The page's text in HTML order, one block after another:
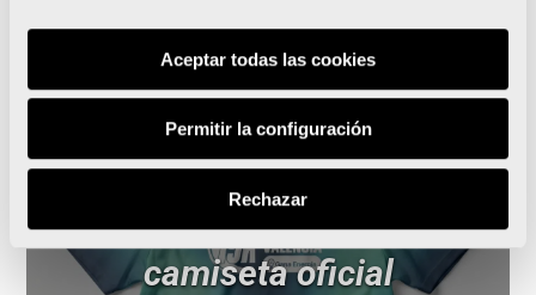
Aceptar todas las cookies
Permitir la configuración
Rechazar
Noticias relacionadas
La 15K Nocturna Valencia
Gana Energía presenta su
camiseta oficial